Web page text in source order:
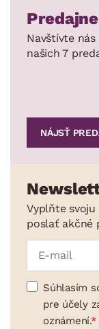
Predajne
Navštívte nás
našich 7
NÁJSŤ
Vyplňte
poslať akčné
Súhlasím
pre účely
oznámení.